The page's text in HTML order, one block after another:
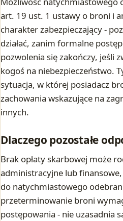
art. 19 ust. 1 ustawy o broni i
charakter zabezpieczający -
działać, zanim formalne
pozwolenia się zakończy, jeśli
kogoś na niebezpieczeństwo.
sytuacja, w której posiadacz
zachowania wskazujące na
innych.
Dlaczego pozostałe
Brak opłaty skarbowej może
administracyjne lub
do natychmiastowego
przeterminowanie broni
postępowania - nie uzasadnia